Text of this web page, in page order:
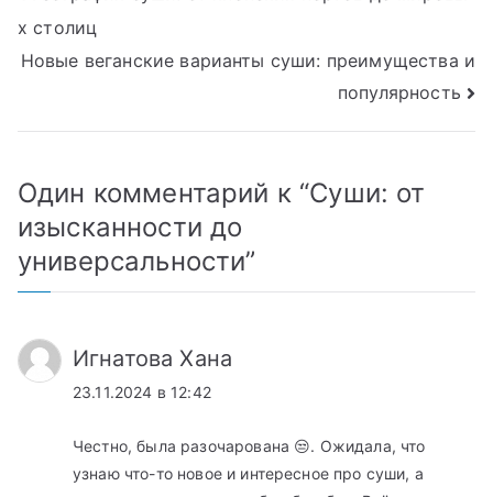
по
х столиц
Новые веганские варианты суши: преимущества и
популярность
Один комментарий к “Суши: от
изысканности до
универсальности”
Игнатова Хана
23.11.2024 в 12:42
Честно, была разочарована 😒. Ожидала, что
узнаю что-то новое и интересное про суши, а